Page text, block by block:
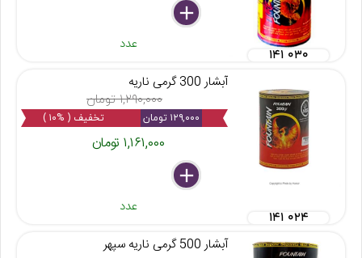
delete
remove
add
عدد
۱۴۱ ۰۳۰
آبشار 300 گرمی ناریه
۱,۲۹۰,۰۰۰ تومان
۱۲۹,۰۰۰ تومان تخفیف ( %۱۰ )
۱,۱۶۱,۰۰۰ تومان
delete
remove
add
عدد
۱۴۱ ۰۲۴
آبشار 500 گرمی ناریه سپهر